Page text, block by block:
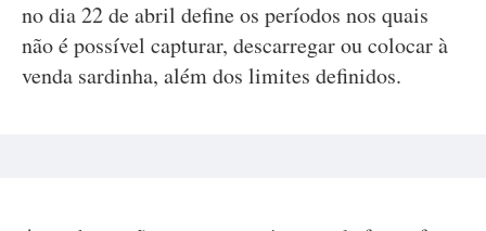
no dia 22 de abril define os períodos nos quais
não é possível capturar, descarregar ou colocar à
venda sardinha, além dos limites definidos.